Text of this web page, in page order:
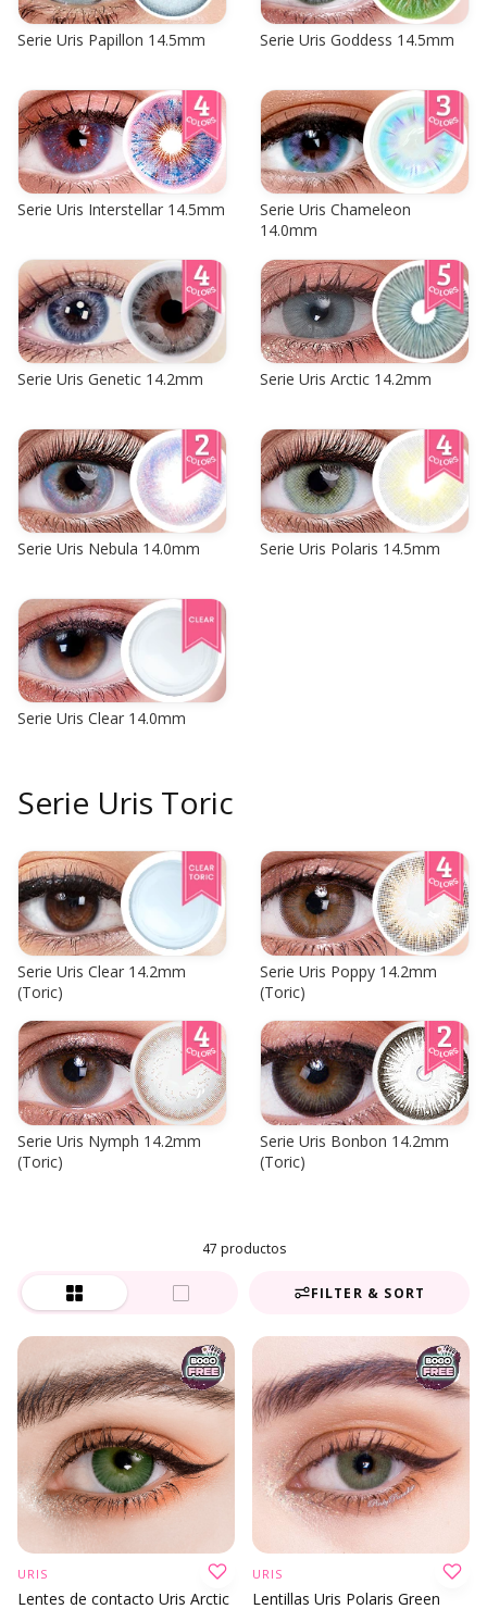
Serie Uris Papillon 14.5mm Serie Uris Goddess 14.5mm
Serie Uris Interstellar 14.5mm
Serie Uris Chameleon
14.0mm
Serie Uris Genetic 14.2mm Serie Uris Arctic 14.2mm
Serie Uris Nebula 14.0mm Serie Uris Polaris 14.5mm
Serie Uris Clear 14.0mm
Serie Uris Toric
Serie Uris Clear 14.2mm
(Toric)
Serie Uris Poppy 14.2mm
(Toric)
Serie Uris Nymph 14.2mm
(Toric)
Serie Uris Bonbon 14.2mm
(Toric)
47 productos
FILTER & SORT
URIS
Lentes de contacto Uris Arctic
URIS
Lentillas Uris Polaris Green